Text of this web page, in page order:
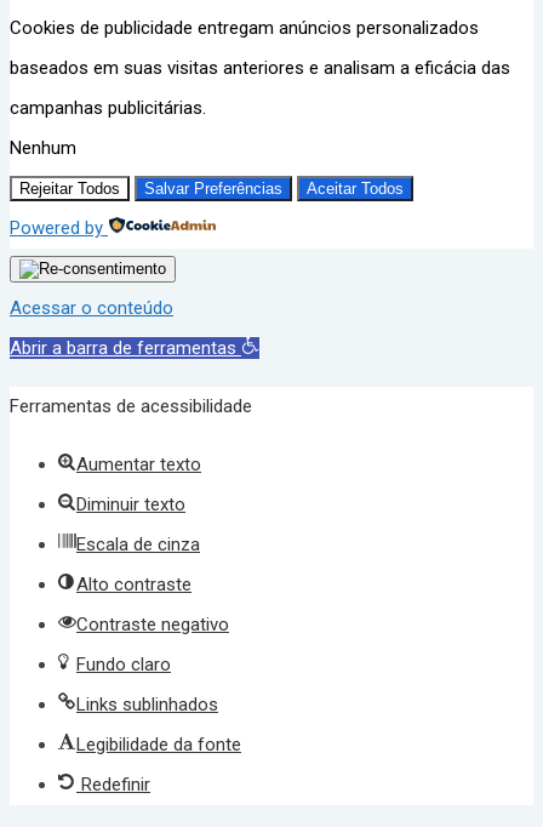
Cookies de publicidade entregam anúncios personalizados
baseados em suas visitas anteriores e analisam a eficácia das
campanhas publicitárias.
Nenhum
Rejeitar Todos Salvar Preferências Aceitar Todos
Powered by
Acessar o conteúdo
Abrir a barra de ferramentas
Ferramentas de acessibilidade
Aumentar texto
Diminuir texto
Escala de cinza
Alto contraste
Contraste negativo
Fundo claro
Links sublinhados
Legibilidade da fonte
Redefinir